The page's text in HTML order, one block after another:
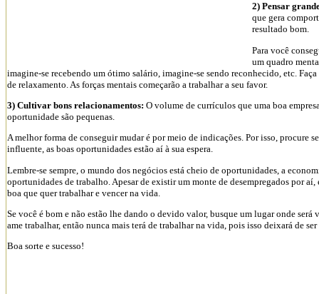
2) Pensar
que gera
resultado bom.
Para você
um quadro
imagine-se recebendo um ótimo salário, imagine-se sendo reconhecido, etc.
de relaxamento. As forças mentais começarão a trabalhar a seu favor.
3) Cultivar bons relacionamentos: O volume de currículos que uma boa
oportunidade são pequenas.
A melhor forma de conseguir mudar é por meio de indicações. Por isso, procure
influente, as boas oportunidades estão aí à sua espera.
Lembre-se sempre, o mundo dos negócios está cheio de oportunidades, a
oportunidades de trabalho. Apesar de existir um monte de desempregados por
boa que quer trabalhar e vencer na vida.
Se você é bom e não estão lhe dando o devido valor, busque um lugar onde
ame trabalhar, então nunca mais terá de trabalhar na vida, pois isso deixará de
Boa sorte e sucesso!